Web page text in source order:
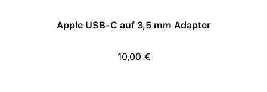
Apple USB-C auf 3,5 mm Adapter
Regulärer Preis:
10,00 €